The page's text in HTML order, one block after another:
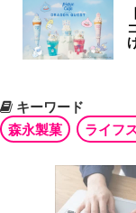
キーワード
森永製菓
ライフ